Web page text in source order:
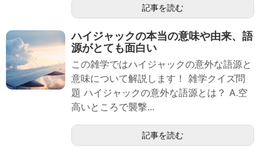
記事を読む
ハイジャックの本当の意味や由来、語
源がとても面白い
この雑学ではハイジャックの意外な語源と
意味について解説します！ 雑学クイズ問
題 ハイジャックの意外な語源とは？ A.空
高いところで襲撃...
記事を読む